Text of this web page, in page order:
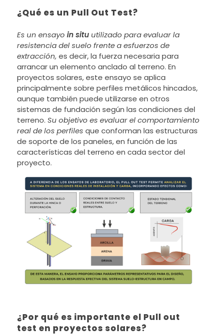
¿Qué es un Pull Out Test?
Es un ensayo in situ utilizado para evaluar la
resistencia del suelo frente a esfuerzos de
extracción, es decir, la fuerza necesaria para
arrancar un elemento anclado al terreno. En
proyectos solares, este ensayo se aplica
principalmente sobre perfiles metálicos hincados,
aunque también puede utilizarse en otros
sistemas de fundación según las condiciones del
terreno. Su objetivo es evaluar el comportamiento
real de los perfiles que conforman las estructuras
de soporte de los paneles, en función de las
características del terreno en cada sector del
proyecto.
¿Por qué es importante el Pull out
test en proyectos solares?